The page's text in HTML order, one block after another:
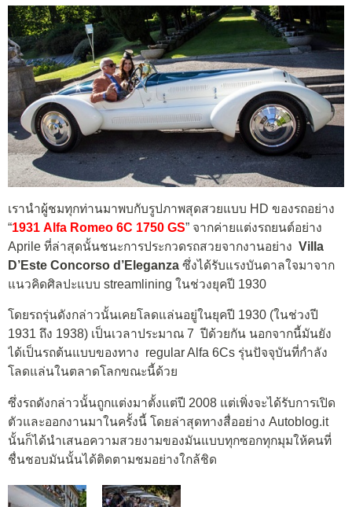
เรานำผู้ชมทุกท่านมาพบกับรูปภาพสุดสวยแบบ HD ของรถอย่าง
“1931 Alfa Romeo 6C 1750 GS” จากค่ายแต่งรถยนต์อย่าง
Aprile ที่ล่าสุดนั้นชนะการประกวดรถสวยจากงานอย่าง Villa
D’Este Concorso d’Eleganza ซึ่งได้รับแรงบันดาลใจมาจาก
แนวคิดศิลปะแบบ streamlining ในช่วงยุคปี 1930
โดยรถรุ่นดังกล่าวนั้นเคยโลดแล่นอยู่ในยุคปี 1930 (ในช่วงปี
1931 ถึง 1938) เป็นเวลาประมาณ 7 ปีด้วยกัน นอกจากนี้มันยัง
ได้เป็นรถต้นแบบของทาง regular Alfa 6Cs รุ่นปัจจุบันที่กำลัง
โลดแล่นในตลาดโลกขณะนี้ด้วย
ซึ่งรถดังกล่าวนั้นถูกแต่งมาตั้งแต่ปี 2008 แต่เพิ่งจะได้รับการเปิด
ตัวและออกงานมาในครั้งนี้ โดยล่าสุดทางสื่ออย่าง Autoblog.it
นั้นก็ได้นำเสนอความสวยงามของมันแบบทุกซอกทุกมุมให้คนที่
ชื่นชอบมันนั้นได้ติดตามชมอย่างใกล้ชิด